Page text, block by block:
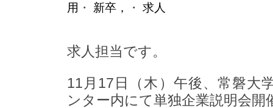
用 ・ 新卒， ・ 求人
求人担当です。
11月17日（木）午後、常磐大
ンター内にて単独企業説明会開